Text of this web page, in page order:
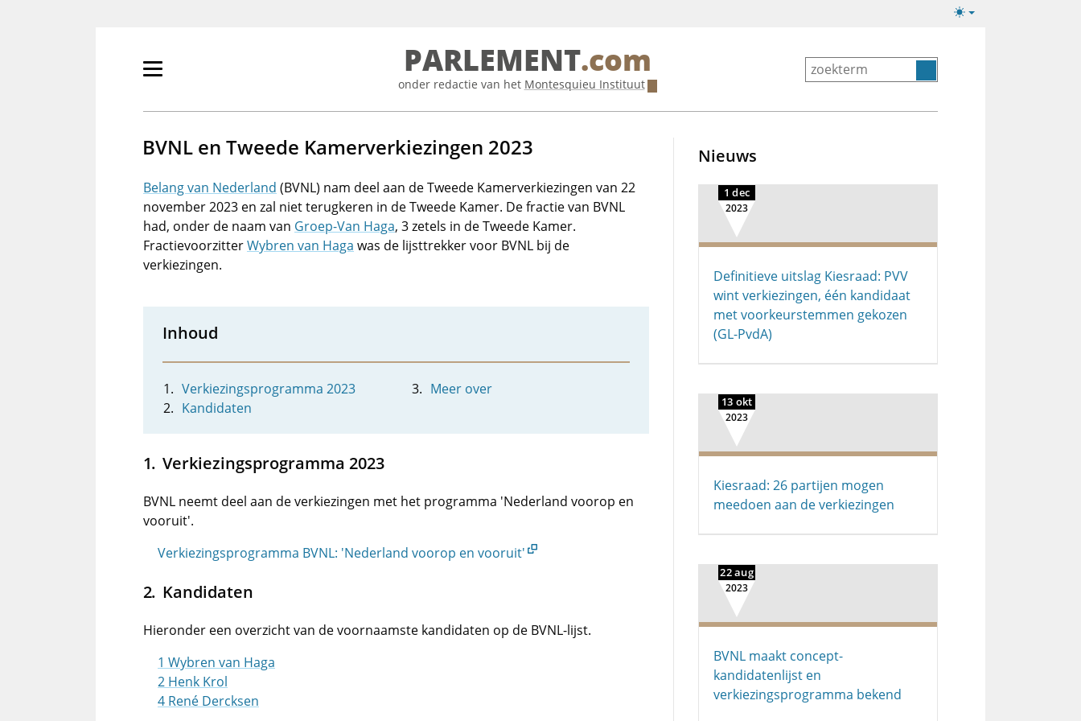
Lichte/donkere
Primair
tonen/verbergen
PARLEMENT.com
onder redactie van het Montesquieu Instituut
BVNL en Tweede Kamerverkiezingen 2023
Belang van Nederland (BVNL) nam deel aan de Tweede Kamerverkiezingen van 22
november 2023 en zal niet terugkeren in de Tweede Kamer. De fractie van BVNL
had, onder de naam van Groep-Van Haga, 3 zetels in de Tweede Kamer.
FractievoorzitterWybren van Haga was de lijsttrekker voor BVNL bij de
verkiezingen.
Inhoud
Verkiezingsprogramma 2023
Kandidaten
Meer over
Verkiezingsprogramma 2023
BVNL neemt deel aan de verkiezingen met het programma 'Nederland voorop en
vooruit'.
Verkiezingsprogramma BVNL: 'Nederland voorop en vooruit'
Kandidaten
Hieronder een overzicht van de voornaamste kandidaten op de BVNL-lijst.
1 Wybren van Haga
2 Henk Krol
4 René Dercksen
Nieuws
1 dec
2023
Definitieve uitslag Kiesraad: PVV
wint verkiezingen, één kandidaat
met voorkeurstemmen gekozen
(GL-PvdA)
13 okt
2023
Kiesraad: 26 partijen mogen
meedoen aan de verkiezingen
22 aug
2023
BVNL maakt concept-
kandidatenlijst en
verkiezingsprogramma bekend